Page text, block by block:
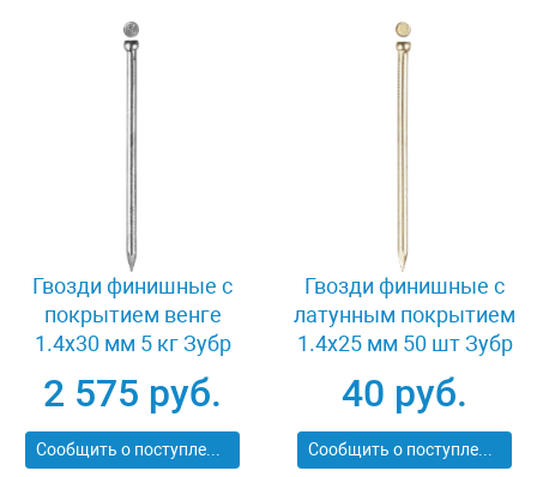
Гвозди финишные с
покрытием венге
1.4x30 мм 5 кг Зубр
ПРОФИ 305370-14-30
2 575 руб.
Сообщить о поступлении
Гвозди финишные с
латунным покрытием
1.4x25 мм 50 шт Зубр
ПРОФИ 305336-14-25
40 руб.
Сообщить о поступлении